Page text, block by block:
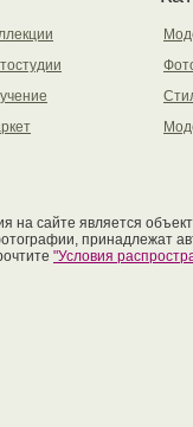
на сайте является
принадлежат
"Условия